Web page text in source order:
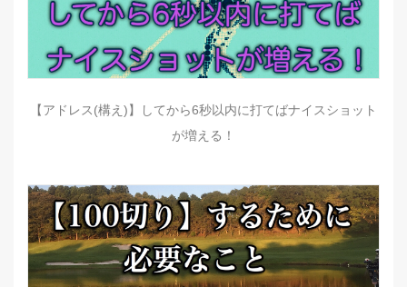
【アドレス(構え)】してから6秒以内に打てばナイスショット
が増える！